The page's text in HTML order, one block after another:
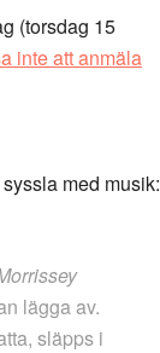
(torsdag 15
inte att anmäla
med musik:
lägga av.
släpps i